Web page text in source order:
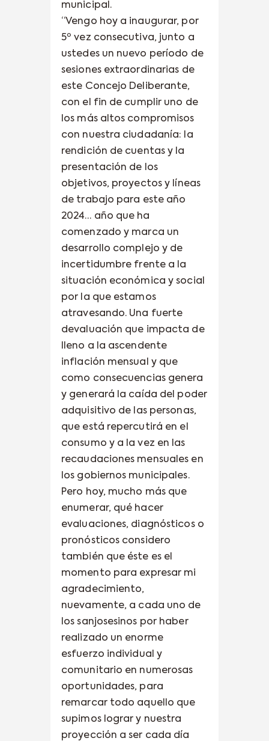
municipal.
“Vengo hoy a inaugurar, por
5º vez consecutiva, junto a
ustedes un nuevo período de
sesiones extraordinarias de
este Concejo Deliberante,
con el fin de cumplir uno de
los más altos compromisos
con nuestra ciudadanía: la
rendición de cuentas y la
presentación de los
objetivos, proyectos y líneas
de trabajo para este año
2024… año que ha
comenzado y marca un
desarrollo complejo y de
incertidumbre frente a la
situación económica y social
por la que estamos
atravesando. Una fuerte
devaluación que impacta de
lleno a la ascendente
inflación mensual y que
como consecuencias genera
y generará la caída del poder
adquisitivo de las personas,
que está repercutirá en el
consumo y a la vez en las
recaudaciones mensuales en
los gobiernos municipales.
Pero hoy, mucho más que
enumerar, qué hacer
evaluaciones, diagnósticos o
pronósticos considero
también que éste es el
momento para expresar mi
agradecimiento,
nuevamente, a cada uno de
los sanjosesinos por haber
realizado un enorme
esfuerzo individual y
comunitario en numerosas
oportunidades, para
remarcar todo aquello que
supimos lograr y nuestra
proyección a ser cada día